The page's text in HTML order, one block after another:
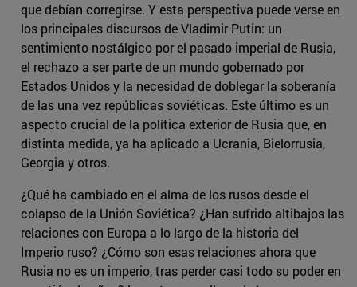
que debían corregirse. Y esta perspectiva puede verse en
los principales discursos de Vladimir Putin: un
sentimiento nostálgico por el pasado imperial de Rusia,
el rechazo a ser parte de un mundo gobernado por
Estados Unidos y la necesidad de doblegar la soberanía
de las una vez repúblicas soviéticas. Este último es un
aspecto crucial de la política exterior de Rusia que, en
distinta medida, ya ha aplicado a Ucrania, Bielorrusia,
Georgia y otros.
¿Qué ha cambiado en el alma de los rusos desde el
colapso de la Unión Soviética? ¿Han sufrido altibajos las
relaciones con Europa a lo largo de la historia del
Imperio ruso? ¿Cómo son esas relaciones ahora que
Rusia no es un imperio, tras perder casi todo su poder en